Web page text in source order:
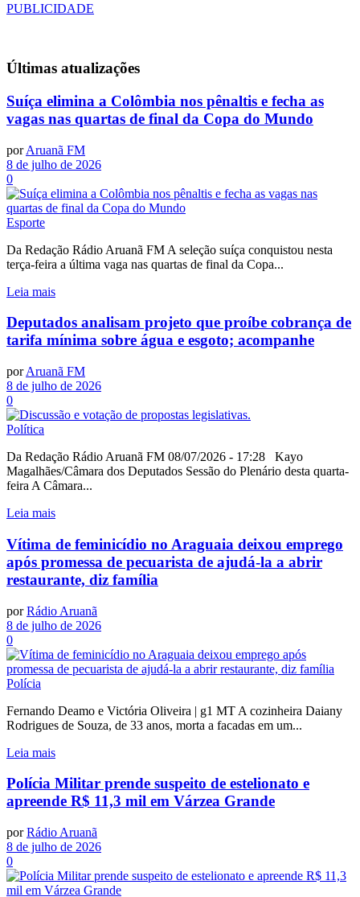
PUBLICIDADE
Últimas atualizações
Suíça elimina a Colômbia nos pênaltis e fecha as
vagas nas quartas de final da Copa do Mundo
por Aruanã FM
8 de julho de 2026
0
Esporte
Da Redação Rádio Aruanã FM A seleção suíça conquistou nesta
terça-feira a última vaga nas quartas de final da Copa...
Leia mais
Deputados analisam projeto que proíbe cobrança de
tarifa mínima sobre água e esgoto; acompanhe
por Aruanã FM
8 de julho de 2026
0
Política
Da Redação Rádio Aruanã FM 08/07/2026 - 17:28 Kayo
Magalhães/Câmara dos Deputados Sessão do Plenário desta quarta-
feira A Câmara...
Leia mais
Vítima de feminicídio no Araguaia deixou emprego
após promessa de pecuarista de ajudá-la a abrir
restaurante, diz família
por Rádio Aruanã
8 de julho de 2026
0
Polícia
Fernando Deamo e Victória Oliveira | g1 MT A cozinheira Daiany
Rodrigues de Souza, de 33 anos, morta a facadas em um...
Leia mais
Polícia Militar prende suspeito de estelionato e
apreende R$ 11,3 mil em Várzea Grande
por Rádio Aruanã
8 de julho de 2026
0